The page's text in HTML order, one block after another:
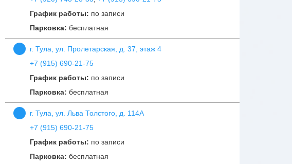
График работы: по записи
Парковка: бесплатная
г. Тула, ул. Пролетарская, д. 37, этаж 4
+7 (915) 690-21-75
График работы: по записи
Парковка: бесплатная
г. Тула, ул. Льва Толстого, д. 114А
+7 (915) 690-21-75
График работы: по записи
Парковка: бесплатная